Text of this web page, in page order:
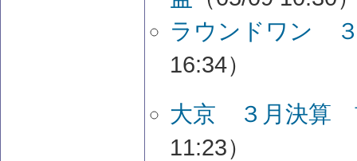
ラウンドワン
16:34）
大京 ３月決算
11:23）